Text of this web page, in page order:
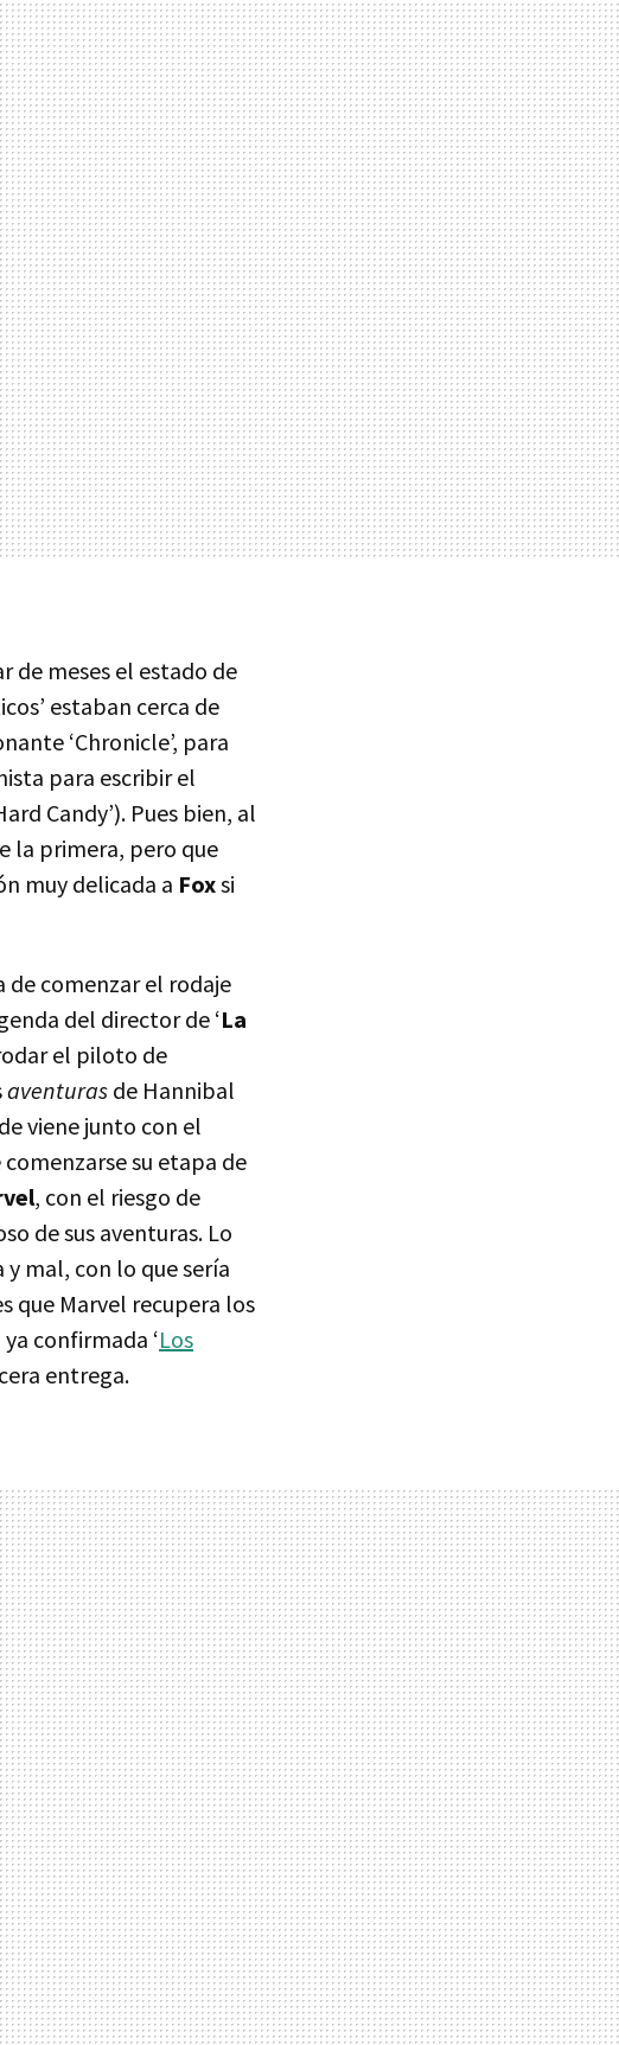
de meses el estado de
estaban cerca de
‘Chronicle’, para
para escribir el
Candy’). Pues bien, al
la primera, pero que
muy delicada a Foxsi
de comenzar el rodaje
del director de ‘La
el piloto de
aventuras de Hannibal
viene junto con el
su etapa de
, con el riesgo de
de sus aventuras. Lo
mal, con lo que sería
que Marvel recupera los
confirmada ‘Los
entrega.